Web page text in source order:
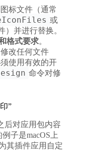
标文件（通常
或
）并进行替换。
格式要求。
修改任何文件
使用有效的开
命令对修
”
后对应用包内容
子是macOS上
其插件应用自定